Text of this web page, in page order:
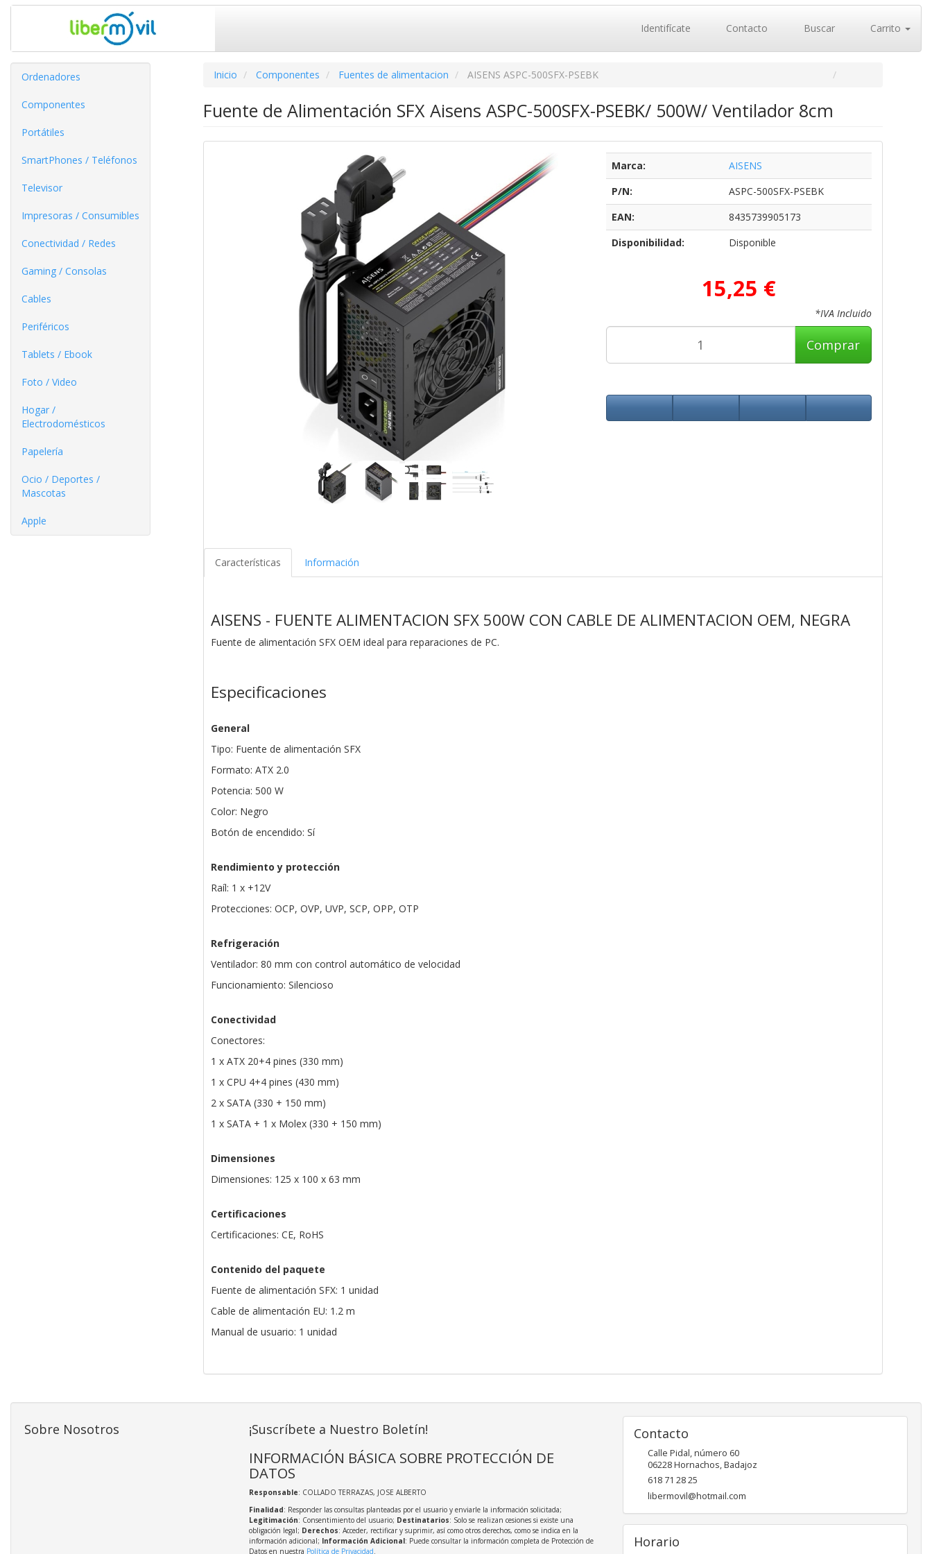
Identifícate Contacto Buscar Carrito
Ordenadores
Componentes
Portátiles
SmartPhones / Teléfonos
Televisor
Impresoras / Consumibles
Conectividad / Redes
Gaming / Consolas
Cables
Periféricos
Tablets / Ebook
Foto / Video
Hogar /
Electrodomésticos
Papelería
Ocio / Deportes /
Mascotas
Apple
Inicio Componentes Fuentes de alimentacion AISENS ASPC-500SFX-PSEBK
Fuente de Alimentación SFX Aisens ASPC-500SFX-PSEBK/ 500W/ Ventilador 8cm
Marca:
AISENS
P/N:
ASPC-500SFX-PSEBK
EAN:
8435739905173
Disponibilidad:
Disponible
15,25 €
*IVA Incluido
Comprar
Características Información
AISENS - FUENTE ALIMENTACION SFX 500W CON CABLE DE ALIMENTACION OEM, NEGRA
Fuente de alimentación SFX OEM ideal para reparaciones de PC.
Especificaciones
General
Tipo: Fuente de alimentación SFX
Formato: ATX 2.0
Potencia: 500 W
Color: Negro
Botón de encendido: Sí
Rendimiento y protección
Raíl: 1 x +12V
Protecciones: OCP, OVP, UVP, SCP, OPP, OTP
Refrigeración
Ventilador: 80 mm con control automático de velocidad
Funcionamiento: Silencioso
Conectividad
Conectores:
1 x ATX 20+4 pines (330 mm)
1 x CPU 4+4 pines (430 mm)
2 x SATA (330 + 150 mm)
1 x SATA + 1 x Molex (330 + 150 mm)
Dimensiones
Dimensiones: 125 x 100 x 63 mm
Certificaciones
Certificaciones: CE, RoHS
Contenido del paquete
Fuente de alimentación SFX: 1 unidad
Cable de alimentación EU: 1.2 m
Manual de usuario: 1 unidad
Sobre Nosotros ¡Suscríbete a Nuestro Boletín!
INFORMACIÓN BÁSICA SOBRE PROTECCIÓN DE
DATOS
Responsable: COLLADO TERRAZAS, JOSE ALBERTO
Finalidad: Responder las consultas planteadas por el usuario y enviarle la información solicitada;
Legitimación: Consentimiento del usuario; Destinatarios: Solo se realizan cesiones si existe una
obligación legal; Derechos: Acceder, rectificar y suprimir, así como otros derechos, como se indica en la
información adicional; Información Adicional: Puede consultar la información completa de Protección de
Datos en nuestra Política de Privacidad.
Contacto
Calle Pidal, número 60
06228Hornachos,Badajoz
618 71 28 25
libermovil@hotmail.com
Horario